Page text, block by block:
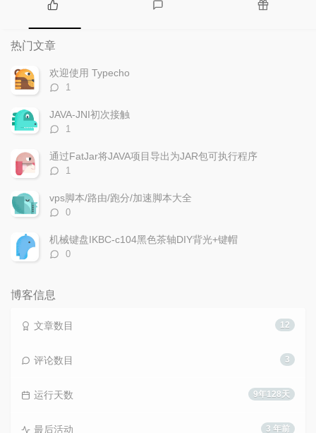
门
文
章
热门文章
欢迎使用 Typecho
评
数：
1
JAVA-JNI初次接触
评
数：
1
通过FatJar将JAVA项目导出为JAR包可执行程序
评
数：
1
vps脚本/路由/跑分/加速脚本大全
评
数：
0
机械键盘IKBC-c104黑色茶轴DIY背光+键帽
评
0
博客信息
12
文章数目
3
评论数目
9年128天
运行天数
3 年前
最后活动